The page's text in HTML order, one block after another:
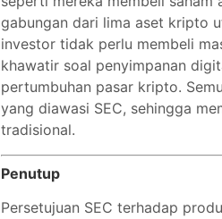
gabungan dari lima aset kripto
investor tidak perlu membeli
khawatir soal penyimpanan
pertumbuhan pasar kripto.
yang diawasi SEC, sehingga
tradisional.
Penutup
Persetujuan SEC terhadap